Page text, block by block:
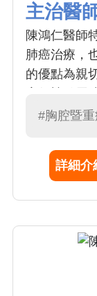
主治醫
陳鴻仁醫師
肺癌治療，
的優點為親
一般口語來
#胸腔暨
詳細介